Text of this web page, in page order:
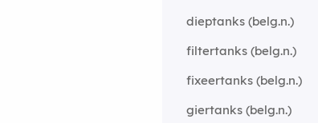
dieptanks (belg.n.)
filtertanks (belg.n.)
fixeertanks (belg.n.)
giertanks (belg.n.)